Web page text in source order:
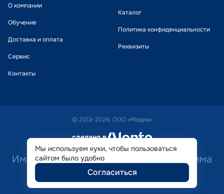
О компании
Обучение
Доставка и оплата
Сервис
Контакты
Каталог
Политика конфиденциальности
Реквизиты
© 2013-2026, ООО «Медиа»
сделано в alente
Имеются противопоказания. Необходима
консультация специалиста.
Мы используем куки, чтобы пользоваться
сайтом было удобно
Согласиться